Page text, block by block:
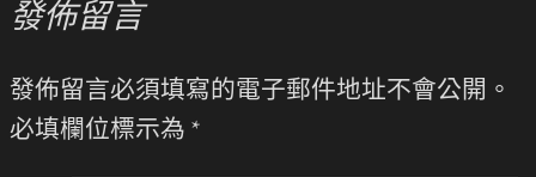
發佈留言
發佈留言必須填寫的電子郵件地址不會公開。
必填欄位標示為 *